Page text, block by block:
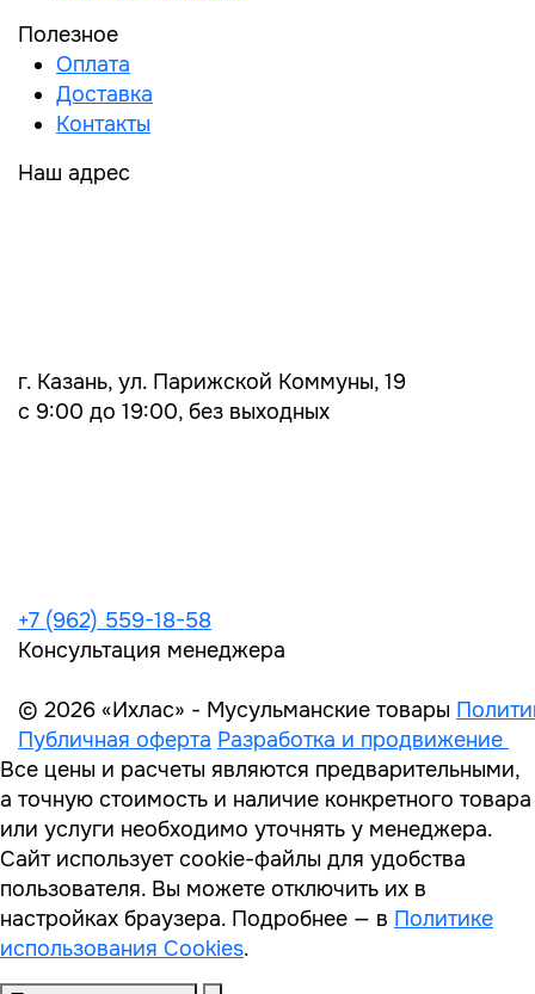
Полезное
Оплата
Доставка
Контакты
Наш адрес
г. Казань, ул. Парижской Коммуны, 19
с 9:00 до 19:00, без выходных
+7 (962) 559-18-58
Консультация менеджера
© 2026 «Ихлас» - Мусульманские товары
Публичная оферта Разработка и продвижение
Все цены и расчеты являются предварительными,
а точную стоимость и наличие конкретного товара
или услуги необходимо уточнять у менеджера.
Сайт использует cookie-файлы для удобства
пользователя. Вы можете отключить их в
настройках браузера. Подробнее — в Политике
использования Cookies.